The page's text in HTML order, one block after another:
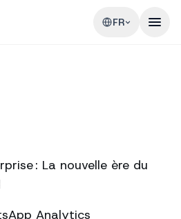
FR
: La nouvelle ère du
Analytics